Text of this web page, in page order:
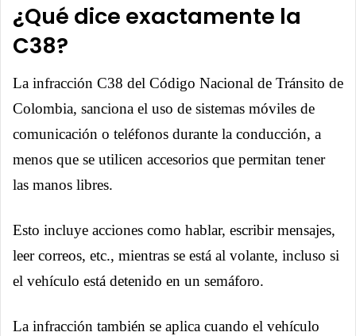
¿Qué dice exactamente la
C38?
La infracción C38 del Código Nacional de Tránsito de
Colombia, sanciona el uso de sistemas móviles de
comunicación o teléfonos durante la conducción, a
menos que se utilicen accesorios que permitan tener
las manos libres.
Esto incluye acciones como hablar, escribir mensajes,
leer correos, etc., mientras se está al volante, incluso si
el vehículo está detenido en un semáforo.
La infracción también se aplica cuando el vehículo